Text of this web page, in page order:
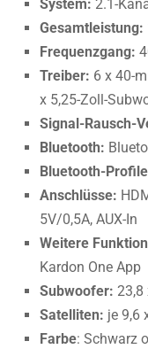
System: 2.1-
Gesamtleistung:
Frequenzgang:
Treiber: 6 x 40-
x 5,25-Zoll-
Signal-Rausch-
Bluetooth:
Bluetooth-
Anschlüsse:
5V/0,5A, AUX-In
Weitere
Kardon One App
Subwoofer: 23,8
Satelliten: je 9,6
Farbe: Schwarz